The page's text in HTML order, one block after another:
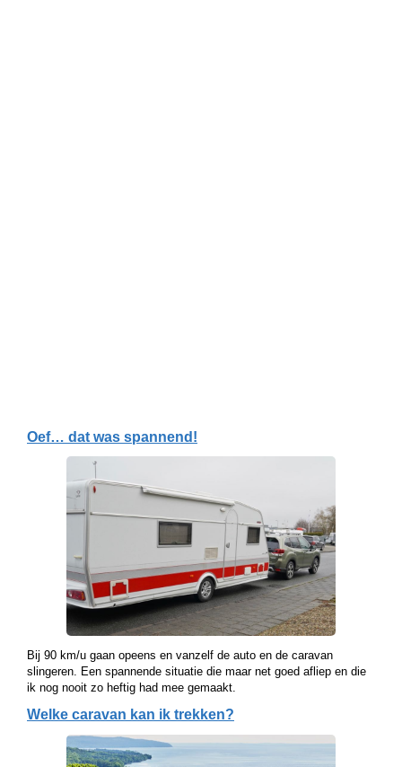
Oef… dat was spannend!
Bij 90 km/u gaan opeens en vanzelf de auto en de caravan
slingeren. Een spannende situatie die maar net goed afliep en die
ik nog nooit zo heftig had mee gemaakt.
Welke caravan kan ik trekken?